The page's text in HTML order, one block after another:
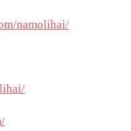
namolihai/